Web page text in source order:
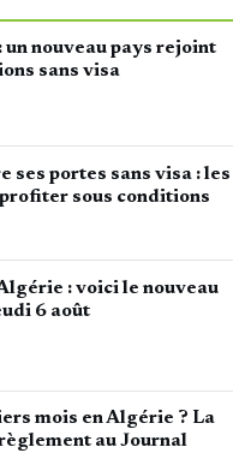
nouveau pays rejoint
sans visa
ses portes sans visa : les
sous conditions
: voici le nouveau
6 août
mois en Algérie ? La
au Journal